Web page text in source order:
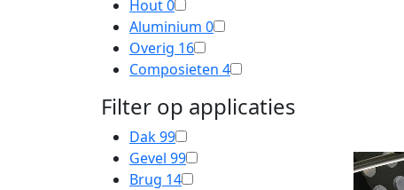
Hout0
Aluminium 0
Overig 16
Composieten 4
Filter op applicaties
Dak99
Gevel 99
Brug 14